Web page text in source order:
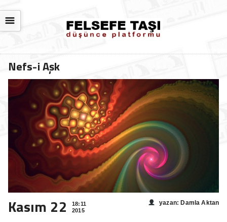
☰
Nefs-i Aşk
Kasım 22
18:11
2015
yazan: Damla Aktan